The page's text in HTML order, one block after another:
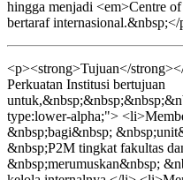
hingga menjadi <em>Centre
bertaraf internasional.&nbsp;</
<p><strong>Tujuan</
Perkuatan Institusi bertujuan
type:lower-alpha;">
&nbsp;bagi&nbsp;
&nbsp;P2M tingkat fakultas
&nbsp;merumuskan&nbsp;